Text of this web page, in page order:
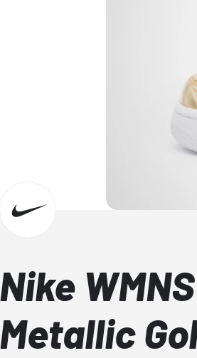
Nike
Metallic